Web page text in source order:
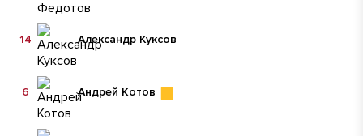
Александр Куксов
14
Андрей Котов
6